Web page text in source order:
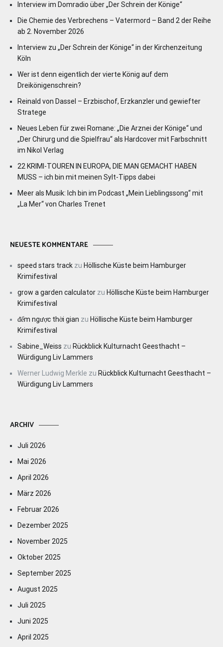
Interview im Domradio über „Der Schrein der Könige“
Die Chemie des Verbrechens – Vatermord – Band 2 der Reihe
ab 2. November 2026
Interview zu „Der Schrein der Könige“ in der Kirchenzeitung
Köln
Wer ist denn eigentlich der vierte König auf dem
Dreikönigenschrein?
Reinald von Dassel – Erzbischof, Erzkanzler und gewiefter
Stratege
Neues Leben für zwei Romane: „Die Arznei der Könige“ und
„Der Chirurg und die Spielfrau“ als Hardcover mit Farbschnitt
im Nikol Verlag
22 KRIMI-TOUREN IN EUROPA, DIE MAN GEMACHT HABEN
MUSS – ich bin mit meinen Sylt-Tipps dabei
Meer als Musik: Ich bin im Podcast „Mein Lieblingssong“ mit
„La Mer“ von Charles Trenet
NEUESTE KOMMENTARE
speed stars track zu Höllische Küste beim Hamburger
Krimifestival
grow a garden calculator zu Höllische Küste beim Hamburger
Krimifestival
đếm ngược thời gian zu Höllische Küste beim Hamburger
Krimifestival
Sabine_Weiss zu Rückblick Kulturnacht Geesthacht –
Würdigung Liv Lammers
Werner Ludwig Merkle zu Rückblick Kulturnacht Geesthacht –
Würdigung Liv Lammers
ARCHIV
Juli 2026
Mai 2026
April 2026
März 2026
Februar 2026
Dezember 2025
November 2025
Oktober 2025
September 2025
August 2025
Juli 2025
Juni 2025
April 2025